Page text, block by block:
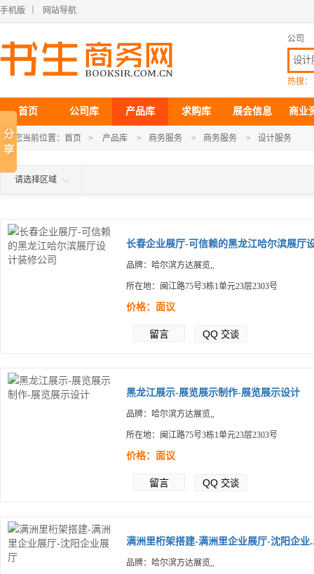
手机版 网站导航
公司
热搜：
首页 公司库 产品库 求购库 展会信息 商业
您当前位置： 首页 > 产品库 > 商务服务 > 商务服务 > 设计服务
请选择区域
长春企业展厅-可信赖的黑龙江哈尔滨展厅
品牌：哈尔滨方达展览,,
所在地：闽江路75号3栋1单元23层2303号
价格：面议
留言 QQ 交谈
黑龙江展示-展览展示制作-展览展示设计
品牌：哈尔滨方达展览,,
所在地：闽江路75号3栋1单元23层2303号
价格：面议
留言 QQ 交谈
满洲里桁架搭建-满洲里企业展厅-沈阳企业
品牌：哈尔滨方达展览,,